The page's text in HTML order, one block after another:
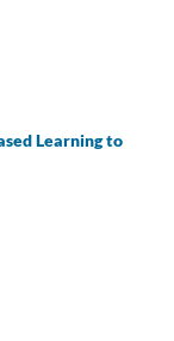
Learning to